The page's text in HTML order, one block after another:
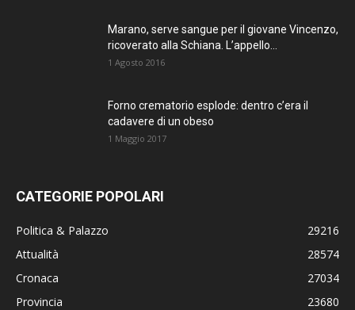
Marano, serve sangue per il giovane Vincenzo,
ricoverato alla Schiana. L’appello...
1 Agosto 2016
Forno crematorio esplode: dentro c’era il
cadavere di un obeso
1 Maggio 2017
CATEGORIE POPOLARI
Politica & Palazzo
29216
Attualità
28574
Cronaca
27034
Provincia
23680